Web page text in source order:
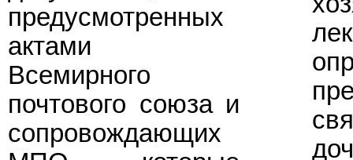
предусмотренных
актами
Всемирного
почтового союза и
сопровождающих